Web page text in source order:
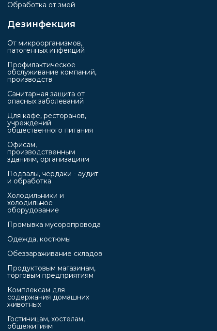
Обработка от змей
Дезинфекция
От микроорганизмов,
патогенных инфекций
Профилактическое
обслуживание компаний,
производств
Санитарная защита от
опасных заболеваний
Для кафе, ресторанов,
учреждений
общественного питания
Офисам,
производственным
зданиям, организациям
Подвалы, чердаки - аудит
и обработка
Холодильники и
холодильное
оборудование
Промывка мусоропровода
Одежда, костюмы
Обеззараживание складов
Продуктовым магазинам,
торговым предприятиям
Комплексам для
содержания домашних
животных
Гостиницам, хостелам,
общежитиям